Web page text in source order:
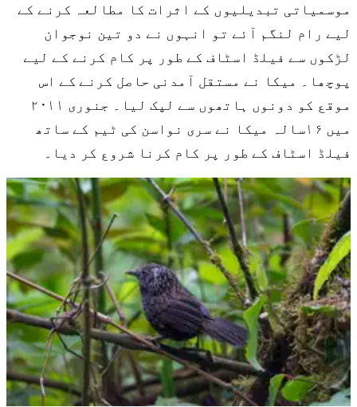
موسمیاتی تبدیلیوں کے اثرات کا مطالعہ کرنے کے
لیے رام لنگم آئے تو انہوں نے دو تین نوجوان
لڑکوں سے فیلڈ اسٹاف کے طور پر کام کرنے کے لیے
پوچھا۔ میکا نے مستقل آمدنی حاصل کرنے کے اس
موقع کو دونوں ہاتھوں سے لپک لیا۔ جنوری ۲۰۱۱
میں ۱۶سالہ میکا نے سری نواسن کی ٹیم کے ساتھ
فیلڈ اسٹاف کے طور پر کام کرنا شروع کر دیا۔